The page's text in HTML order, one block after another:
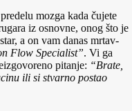
mozga kada čujete
iz osnovne, onog što je
a on vam danas mrtav-
Flow Specialist”. Vi ga
pitanje: “Brate,
ili si stvarno postao